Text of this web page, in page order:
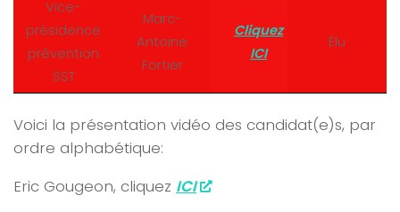
Vice-
présidence
prévention
SST
Marc-
Antoine
Fortier
Cliquez
ICI
Élu
Voici la présentation vidéo des candidat(e)s, par
ordre alphabétique:
Eric Gougeon, cliquez ICI